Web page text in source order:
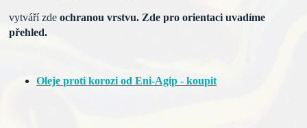
vytvářízdeochranou vrstvu. Zde pro orientaci uvadíme
přehled.
Oleje proti korozi od Eni-Agip - koupit